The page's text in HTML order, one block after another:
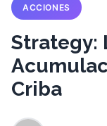
ACCIONES
Strategy:
Criba